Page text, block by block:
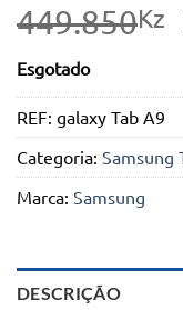
449.850Kz
Esgotado
REF: galaxy Tab A9
Categoria: Samsung
Marca: Samsung
DESCRIÇÃO